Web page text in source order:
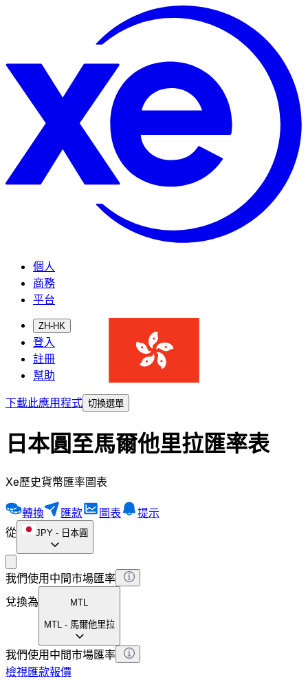
個人
商務
平台
ZH-HK
登入
註冊
幫助
下載此應用程式 切換選單
日本圓至馬爾他里拉匯率表
Xe歷史貨幣匯率圖表
轉換 匯款 圖表
提示
從
JPY - 日本圓
我們使用中間市場匯率
兌換為
MTL
MTL - 馬爾他里拉
我們使用中間市場匯率
檢視匯款報價